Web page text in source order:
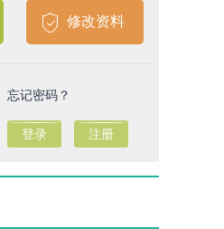
修改资料
忘记密码？